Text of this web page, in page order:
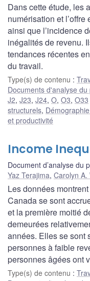
Dans cette étude, les
numérisation et
ainsi que l’incidence
inégalités de revenu.
tendances récentes
du travail.
Type(s) de contenu :
Documents d'analyse du
J2, J23, J24, O, O3, O33
structurels,
et productivité
Income
Document d’analyse du
Yaz Terajima, Carolyn A.
Les données
Canada se sont
et la première moitié
demeurées
années. Elles se sont
personnes à faible
personnes âgées ont
Type(s) de contenu :